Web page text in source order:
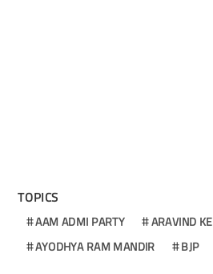
TOPICS
AAM ADMI PARTY
ARAVIND
AYODHYA RAM MANDIR
BJP